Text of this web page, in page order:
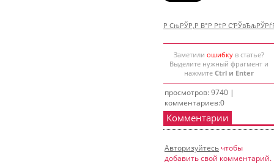
Р СњРЎР‚Р В°Р Р†Р
Заметили ошибкув статье?
Выделите нужный фрагмент и
нажмите Ctrl и Enter
просмотров: 9740 |
комментариев:0
Комментарии
Авторизуйтесь чтобы
добавить свой комментарий.